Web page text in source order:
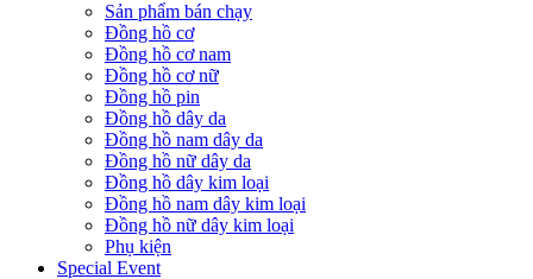
Sản phẩm bán chạy
Đồng hồ cơ
Đồng hồ cơ nam
Đồng hồ cơ nữ
Đồng hồ pin
Đồng hồ dây da
Đồng hồ nam dây da
Đồng hồ nữ dây da
Đồng hồ dây kim loại
Đồng hồ nam dây kim loại
Đồng hồ nữ dây kim loại
Phụ kiện
Special Event